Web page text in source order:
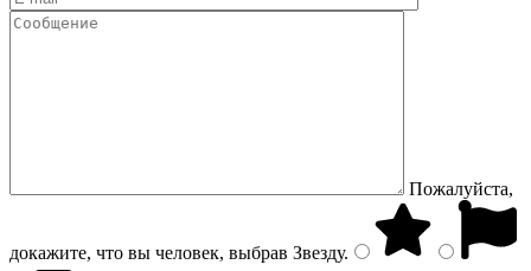
Пожалуйста,
докажите, что вы человек, выбрав Звезду.